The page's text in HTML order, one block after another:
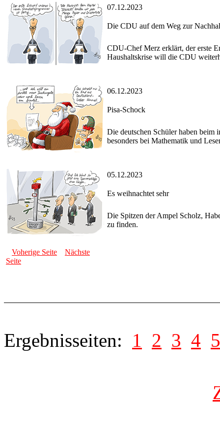
07.12.2023
Die CDU auf dem Weg zur
CDU-Chef Merz erklärt, der erste
Haushaltskrise will die CDU
06.12.2023
Pisa-Schock
Die deutschen Schüler haben beim
besonders bei Mathematik und
05.12.2023
Es weihnachtet sehr
Die Spitzen der Ampel Scholz,
zu finden.
Voherige Seite
Nächste
Seite
Ergebnisseiten: 1 2 3 4 5